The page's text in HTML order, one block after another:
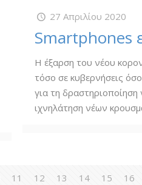
27 Απριλίου 2020
Smartphones
Η έξαρση του νέου
τόσο σε κυβερνήσεις
για τη
ιχνηλάτηση νέων
11 12 13 14 15 16